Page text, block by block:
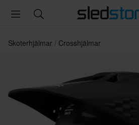
Skoterhjälmar Crosshjälmar